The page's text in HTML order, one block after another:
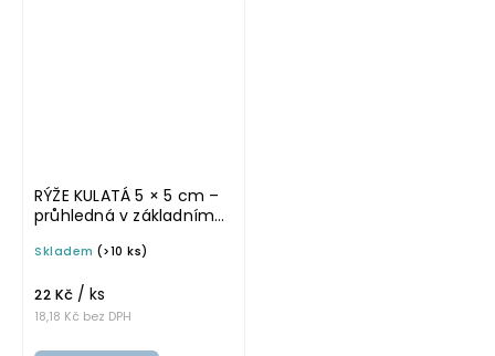
RÝŽE KULATÁ 5 × 5 cm –
průhledná v základním
samolepka na
Skladem (>10 ks)
18,18 Kč bez DPH
22 Kč / ks